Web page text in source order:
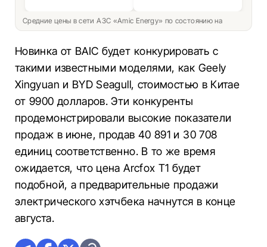
Средние цены в сети АЗС «Amic Energy» по состоянию на
Новинка от BAIC будет конкурировать с
такими известными моделями, как Geely
Xingyuan и BYD Seagull, стоимостью в Китае
от 9900 долларов. Эти конкуренты
продемонстрировали высокие показатели
продаж в июне, продав 40 891 и 30 708
единиц соответственно. В то же время
ожидается, что цена Arcfox T1 будет
подобной, а предварительные продажи
электрического хэтчбека начнутся в конце
августа.